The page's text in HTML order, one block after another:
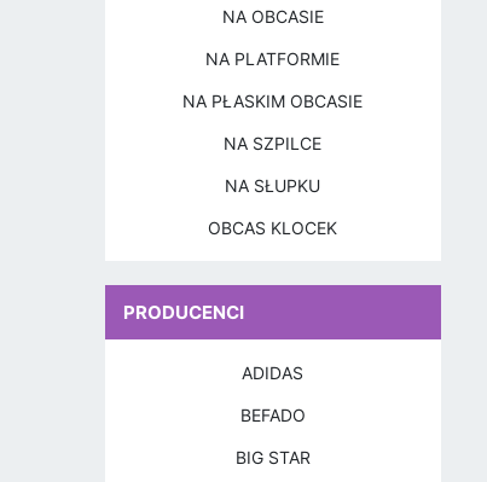
NA OBCASIE
NA PLATFORMIE
NA PŁASKIM OBCASIE
NA SZPILCE
NA SŁUPKU
OBCAS KLOCEK
PRODUCENCI
ADIDAS
BEFADO
BIG STAR